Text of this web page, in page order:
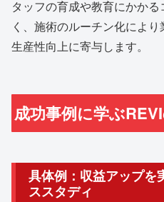
タッフの育成や教育にかか
く、施術のルーチン化によ
生産性向上に寄与します。
成功事例に学ぶ
具体例：収益アップを
ススタディ